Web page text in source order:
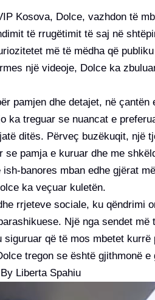
Kosova, Dolce, vazhdon të
të rrugëtimit të saj në
më të mëdha që
një videoje, Dolce ka
pamjen dhe detajet, në çantën
ka treguar se nuancat e
ditës. Përveç buzëkuqit, një
se pamja e kuruar dhe me
banores mban edhe gjërat
ka veçuar kuletën.
rrjeteve sociale, ku qëndrimi
Një nga sendet
që të mos mbetet
tregon se është gjithmonë
Liberta Spahiu